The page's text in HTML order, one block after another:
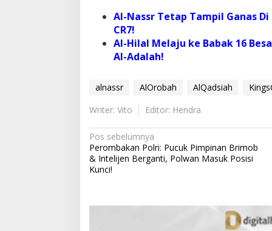
Al-Nassr Tetap Tampil Ganas
CR7!
Al-Hilal Melaju ke Babak 16
Al-Adalah!
alnassr AlOrobah AlQadsiah
Writer: Vito
Editor: Hendra
N
a
v
g
Pos sebelumnya
Perombakan Polri: Pucuk Pimpinan Brimob
& Intelijen Berganti, Polwan Masuk Posisi
Kunci!